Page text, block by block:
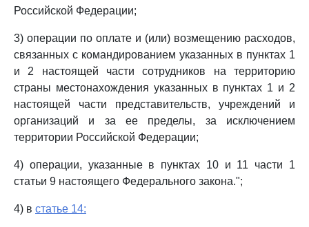
Российской Федерации;
3) операции по оплате и (или) возмещению расходов,
связанных с командированием указанных в пунктах 1
и 2 настоящей части сотрудников на территорию
страны местонахождения указанных в пунктах 1 и 2
настоящей части представительств, учреждений и
организаций и за ее пределы, за исключением
территории Российской Федерации;
4) операции, указанные в пунктах 10 и 11 части 1
статьи 9 настоящего Федерального закона.";
4) в статье 14: